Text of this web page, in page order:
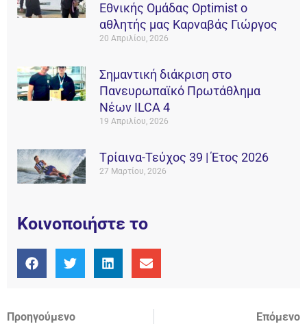
Εθνικής Ομάδας Οptimist ο
αθλητής μας Καρναβάς Γιώργος
20 Απριλίου, 2026
Σημαντική διάκριση στο
Πανευρωπαϊκό Πρωτάθλημα
Νέων ILCA 4
19 Απριλίου, 2026
Tρίαινα-Τεύχος 39 | Έτος 2026
27 Μαρτίου, 2026
Κοινοποιήστε το
Προηγούμενο Επόμενο